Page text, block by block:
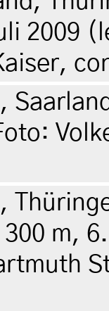
2009
m,